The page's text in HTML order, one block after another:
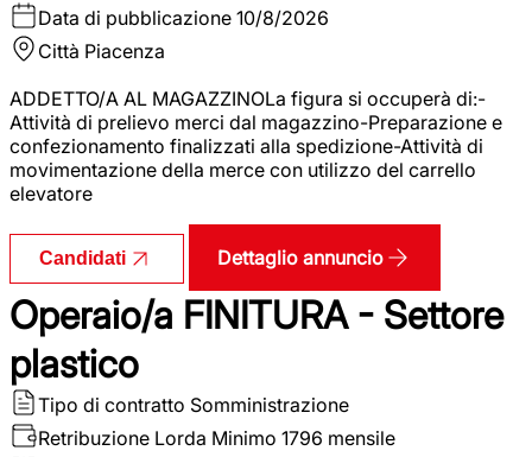
Data di pubblicazione 10/8/2026
Città Piacenza
ADDETTO/A AL MAGAZZINOLa figura si occuperà di:-
Attività di prelievo merci dal magazzino-Preparazione e
confezionamento finalizzati alla spedizione-Attività di
movimentazione della merce con utilizzo del carrello
elevatore
Candidati Dettaglio annuncio
Operaio/a FINITURA - Settore
plastico
Tipo di contratto Somministrazione
Retribuzione Lorda Minimo 1796 mensile